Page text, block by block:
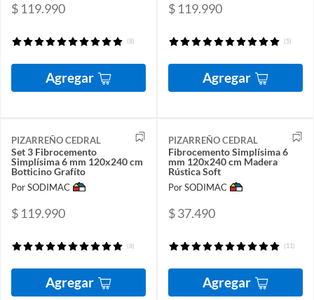
$ 119.990
(8)
Agregar
$ 119.990
(5)
Agregar
PIZARREÑO CEDRAL
Set 3 Fibrocemento
Simplísima 6 mm 120x240 cm
Botticino Grafíto
Por SODIMAC
$ 119.990
(6)
Agregar
PIZARREÑO CEDRAL
Fibrocemento Simplísima 6
mm 120x240 cm Madera
Rústica Soft
Por SODIMAC
$ 37.490
(11)
Agregar